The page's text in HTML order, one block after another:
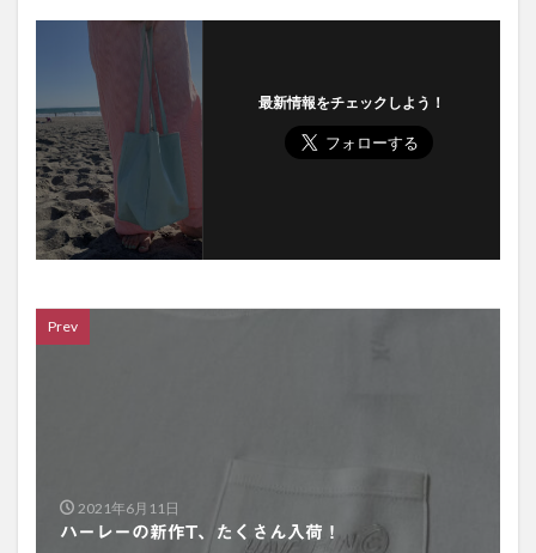
最新情報をチェックしよう！
Prev
2021年6月11日
ハーレーの新作T、たくさん入荷！